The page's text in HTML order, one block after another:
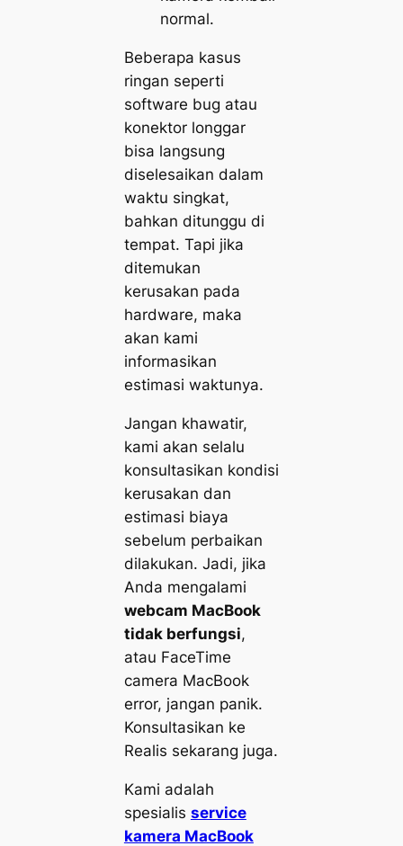
normal.
Beberapa kasus
ringan seperti
software bug atau
konektor longgar
bisa langsung
diselesaikan dalam
waktu singkat,
bahkan ditunggu di
tempat. Tapi jika
ditemukan
kerusakan pada
hardware, maka
akan kami
informasikan
estimasi waktunya.
Jangan khawatir,
kami akan selalu
konsultasikan kondisi
kerusakan dan
estimasi biaya
sebelum perbaikan
dilakukan. Jadi, jika
Anda mengalami
webcam MacBook
tidak berfungsi,
atau FaceTime
camera MacBook
error, jangan panik.
Konsultasikan ke
Realis sekarang juga.
Kami adalah
spesialis service
kamera MacBook